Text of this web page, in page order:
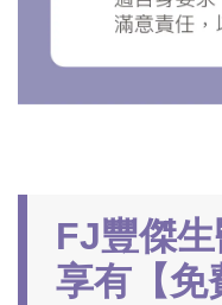
FJ豐傑
享有【免